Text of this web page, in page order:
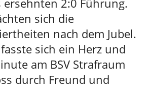
ersehnten 2:0 Führung.
sich die
nach dem Jubel.
sich ein Herz und
am BSV Strafraum
durch Freund und